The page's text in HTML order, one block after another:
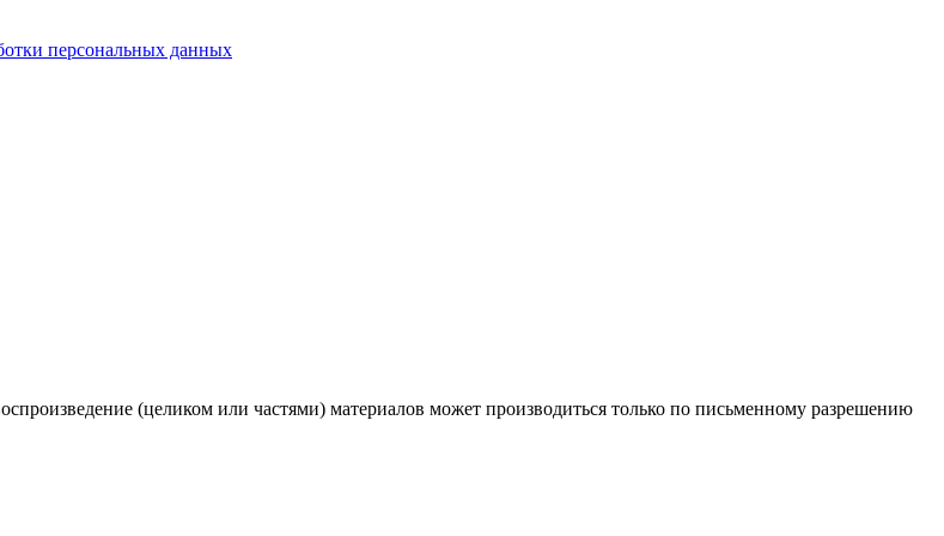
персональных данных
(целиком или частями) материалов может производиться только по письменному разрешению